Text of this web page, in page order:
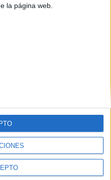
la página web.
|Anúnciate
Condiciones generales